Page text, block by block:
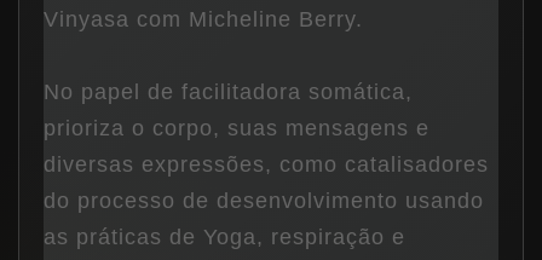
Vinyasa com Micheline Berry.
No papel de facilitadora somática,
prioriza o corpo, suas mensagens e
diversas expressões, como catalisadores
do processo de desenvolvimento usando
as práticas de Yoga, respiração e